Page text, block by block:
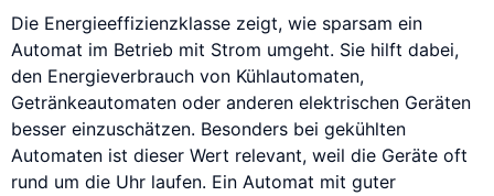
Die Energieeffizienzklasse zeigt, wie sparsam ein
Automat im Betrieb mit Strom umgeht. Sie hilft dabei,
den Energieverbrauch von Kühlautomaten,
Getränkeautomaten oder anderen elektrischen Geräten
besser einzuschätzen. Besonders bei gekühlten
Automaten ist dieser Wert relevant, weil die Geräte oft
rund um die Uhr laufen. Ein Automat mit guter